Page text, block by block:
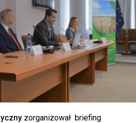
zorganizował briefing